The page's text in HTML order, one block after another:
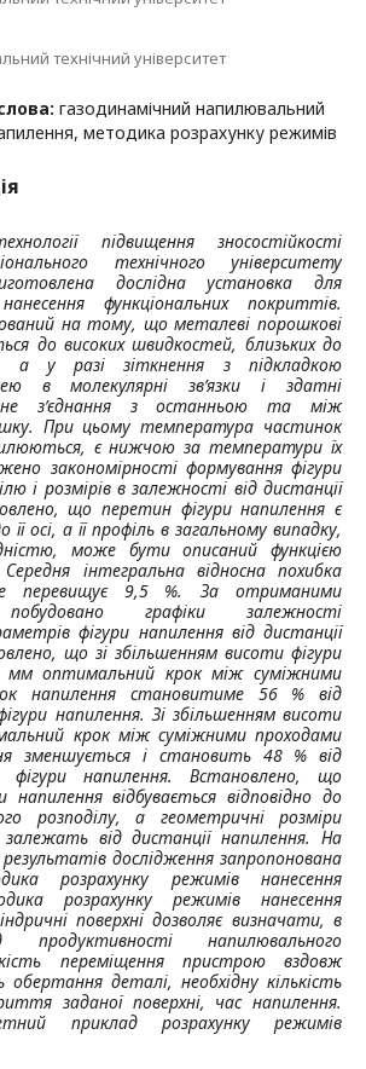
технічний університет
газодинамічний напилювальний
методика розрахунку режимів
підвищення зносостійкості
технічного університету
дослідна установка для
функціональних покриттів.
на тому, що металеві порошкові
до високих швидкостей, близьких до
а у разі зіткнення з підкладкою
в молекулярні зв’язки і здатні
з’єднання з останньою та між
При цьому температура частинок
є нижчою за температури їх
закономірності формування фігури
і розмірів в залежності від дистанції
що перетин фігури напилення є
осі, а її профіль в загальному випадку,
може бути описаний функцією
Середня інтегральна відносна похибка
перевищує 9,5
%. За отриманими
графіки залежності
фігури напилення від дистанції
що зі збільшенням висоти фігури
мм оптимальний крок між суміжними
напилення становитиме 56
% від
напилення. Зі збільшенням висоти
крок між суміжними проходами
зменшується і становить 48 % від
фігури напилення. Встановлено, що
напилення відбувається відповідно до
розподілу, а геометричні розміри
залежать від дистанції напилення. На
дослідження запропонована
розрахунку режимів нанесення
розрахунку режимів нанесення
поверхні дозволяє визначати, в
продуктивності напилювального
переміщення пристрою вздовж
деталі, необхідну кількість
заданої поверхні, час напилення.
приклад розрахунку режимів